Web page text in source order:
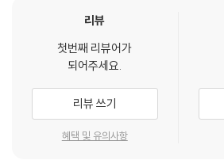
리뷰
첫번째 리뷰어가
되어주세요.
리뷰 쓰기
혜택 및 유의사항